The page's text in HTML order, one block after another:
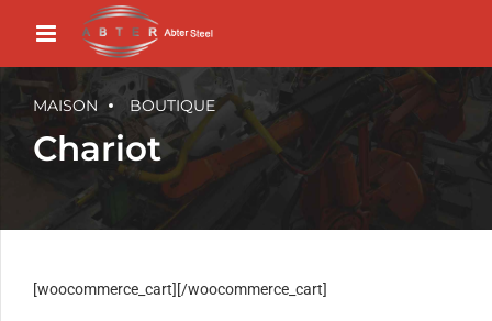
MAISON BOUTIQUE
Chariot
[woocommerce_cart][/woocommerce_cart]